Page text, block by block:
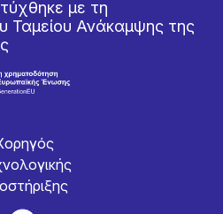
με τη
Ταμείου Ανάκαμψης της